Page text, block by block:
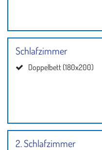
Schlafzimmer
Doppelbett (180x200)
2. Schlafzimmer